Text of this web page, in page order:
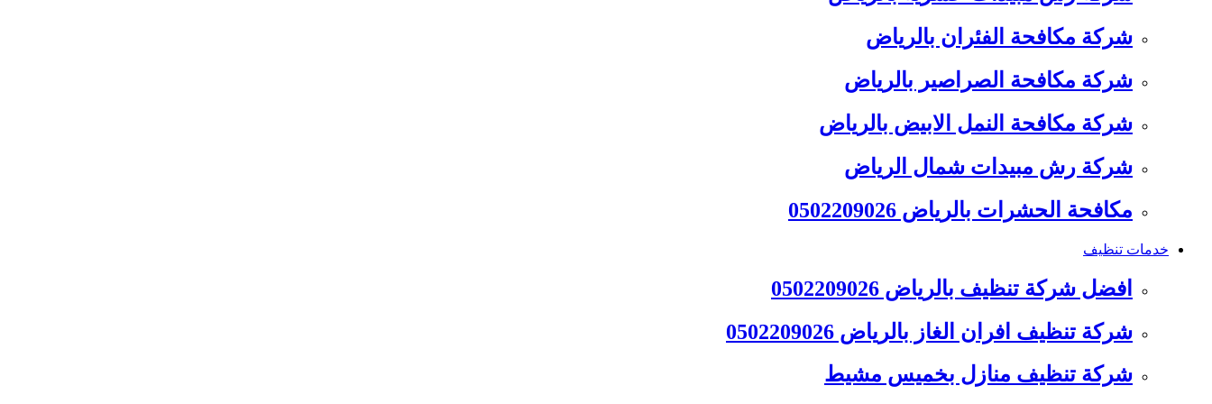
شركة مكافحة الفئران بالرياض
شركة مكافحة الصراصير بالرياض
شركة مكافحة النمل الابيض بالرياض
شركة رش مبيدات شمال الرياض
مكافحة الحشرات بالرياض 0502209026
خدمات تنظيف
افضل شركة تنظيف بالرياض 0502209026
شركة تنظيف افران الغاز بالرياض 0502209026
شركة تنظيف منازل بخميس مشيط